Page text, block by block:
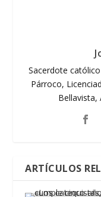
Sacerdote
Párroco,
Bellavista,
ARTÍCULOS